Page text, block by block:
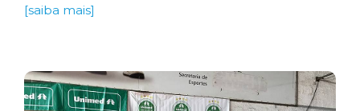
[saiba mais]